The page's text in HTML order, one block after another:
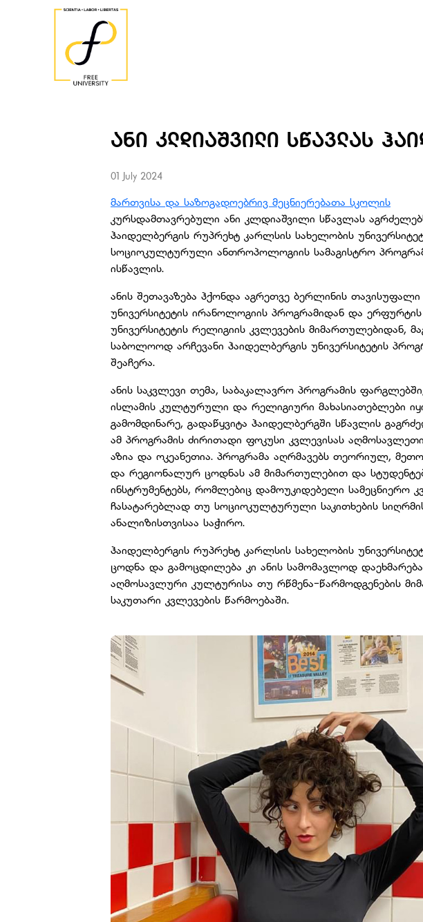
ᲐᲜᲘ ᲙᲚᲓᲘᲐᲨᲕᲘᲚᲘ ᲡᲬᲐᲕᲚᲐᲡ
01 July 2024
მართვისა და საზოგადოებრივ მეცნიერებათა სკოლის
კურსდამთავრებული ანი კლდიაშვილი სწავლას
ჰაიდელბერგის რუპრეხტ კარლსის სახელობის
სოციოკულტურული ანთროპოლოგიის სამაგისტრო
ისწავლის.
ანის შეთავაზება ჰქონდა აგრეთვე ბერლინის თავისუფალი
უნივერსიტეტის ირანოლოგიის პროგრამიდან და ერფურტის
უნივერსიტეტის რელიგიის კვლევების მიმართულებიდან,
საბოლოოდ არჩევანი ჰაიდელბერგის უნივერსიტეტის
შეაჩერა.
ანის საკვლევი თემა, საბაკალავრო პროგრამის
ისლამის კულტურული და რელიგიური მახასიათებლები
გამომდინარე, გადაწყვიტა ჰაიდელბერგში სწავლის
ამ პროგრამის ძირითადი ფოკუსი კვლევისას
აზია და ოკეანეთია. პროგრამა აღრმავებს თეორიულ,
და რეგიონალურ ცოდნას ამ მიმართულებით და
ინსტრუმენტებს, რომლებიც დამოუკიდებელი სამეცნიერო
ჩასატარებლად თუ სოციოკულტურული საკითხების
ანალიზისთვისაა საჭირო.
ჰაიდელბერგის რუპრეხტ კარლსის სახელობის
ცოდნა და გამოცდილება კი ანის სამომავლოდ დაეხმარება
აღმოსავლური კულტურისა თუ რწმენა-წარმოდგენების
საკუთარი კვლევების წარმოებაში.